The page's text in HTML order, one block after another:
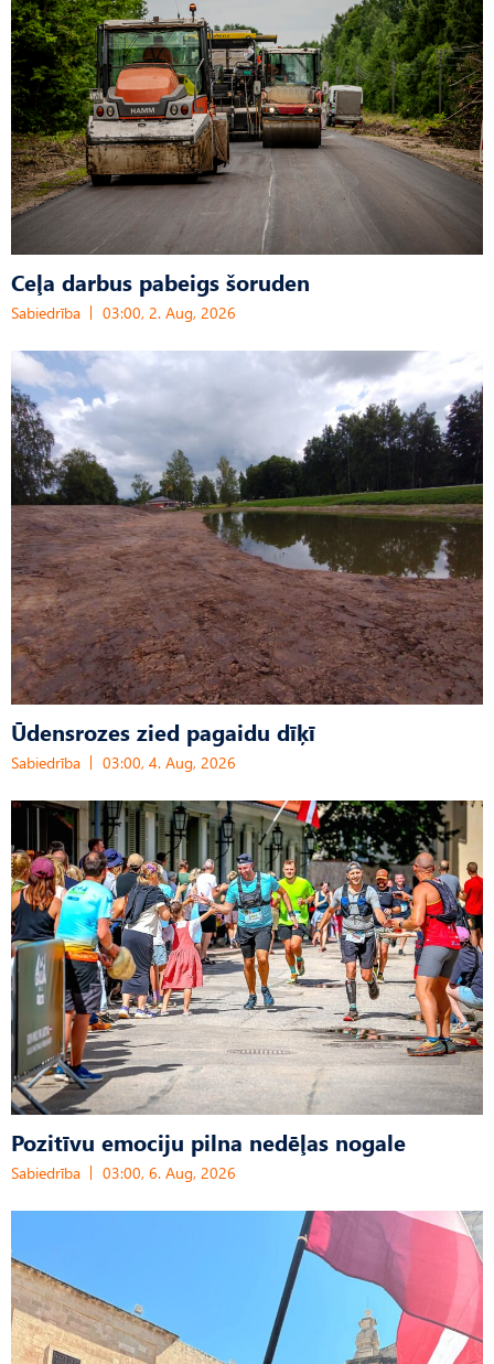
Ceļa darbus pabeigs šoruden
Sabiedrība 03:00, 2. Aug, 2026
Ūdensrozes zied pagaidu dīķī
Sabiedrība 03:00, 4. Aug, 2026
Pozitīvu emociju pilna nedēļas nogale
Sabiedrība 03:00, 6. Aug, 2026